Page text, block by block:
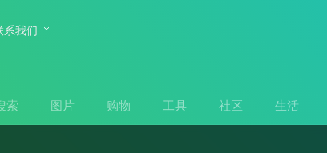
系我们
索 图片 购物 工具 社区 生活